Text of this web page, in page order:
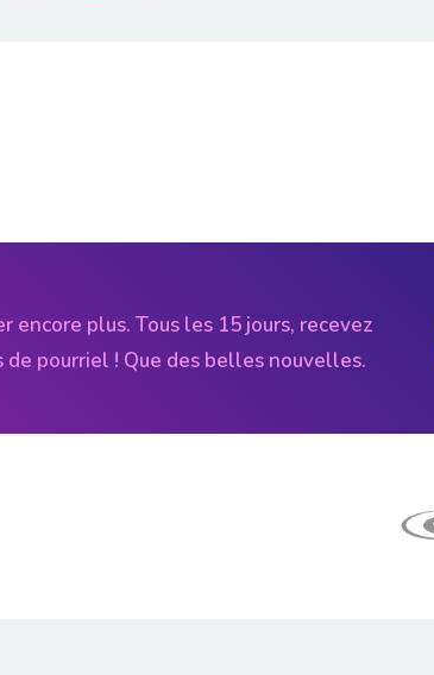
encore plus. Tous les 15 jours, recevez
pourriel ! Que des belles nouvelles.